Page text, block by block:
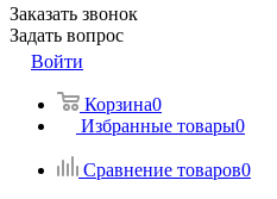
Заказать звонок
Задать вопрос
Войти
Корзина0
Избранные товары0
Сравнение товаров0